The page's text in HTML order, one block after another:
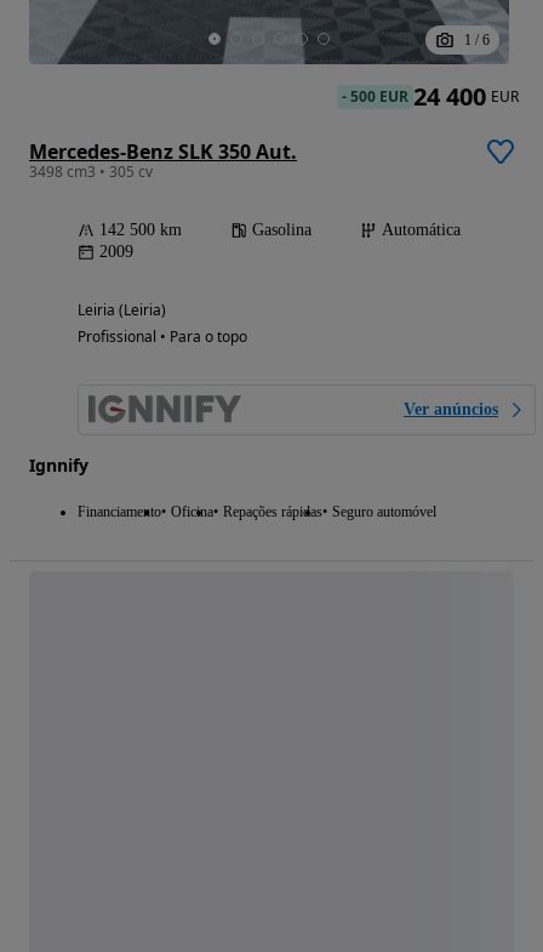
1 / 6
Mercedes-Benz SLK 350 Aut.
3498 cm3 • 305 cv
142 500 km Gasolina
Automática
2009
Leiria (Leiria)
Profissional • Para o topo
Ver anúncios
Ignnify
Financiamento Oficina Repações rápidas Seguro automóvel
-500 EUR 24 400 EUR